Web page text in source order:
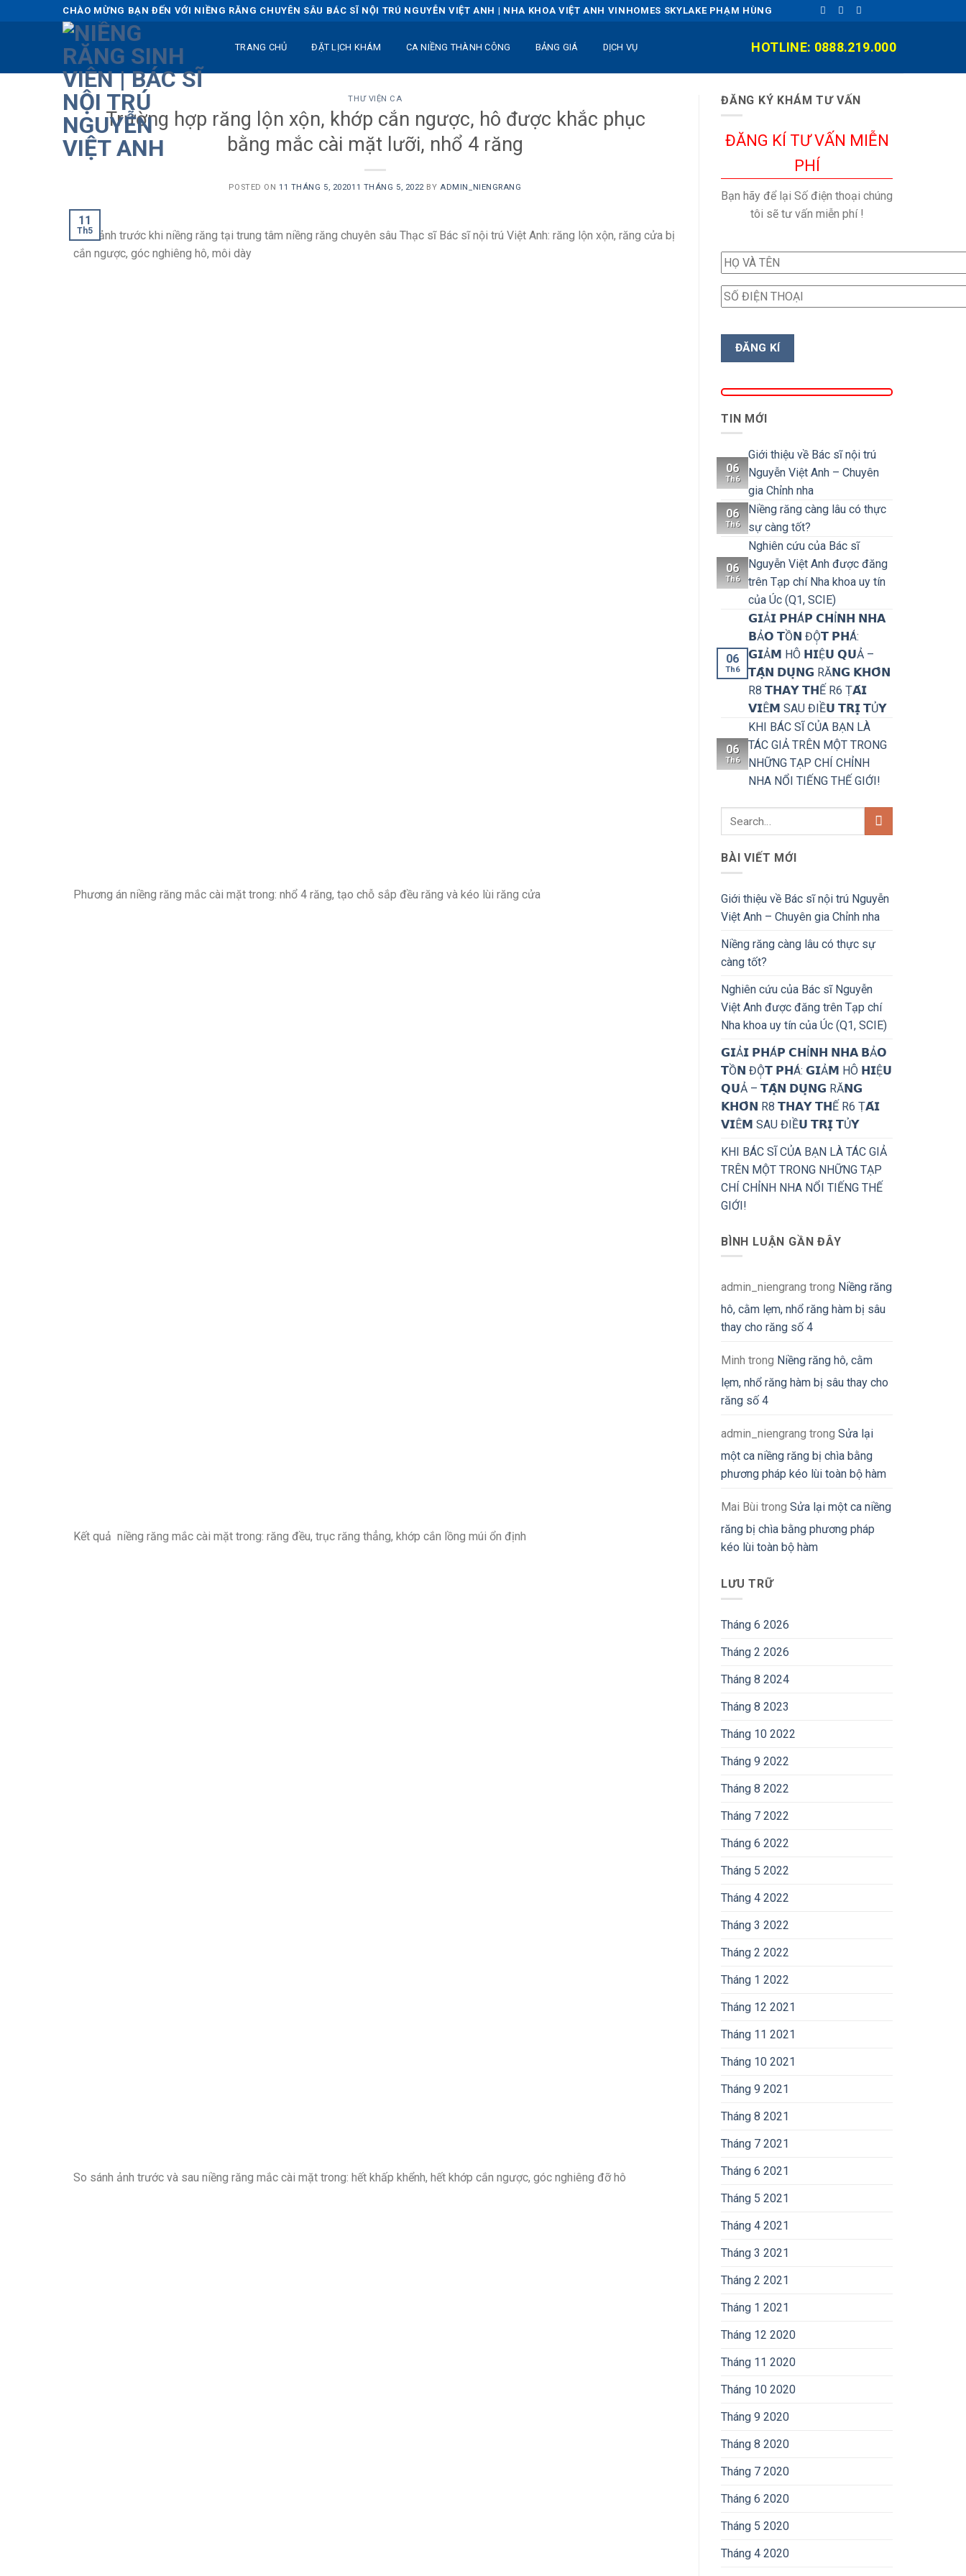
to
CHÀO MỪNG BẠN ĐẾN VỚI NIỀNG RĂNG CHUYÊN SÂU BÁC SĨ NỘI TRÚ NGUYỄN VIỆT ANH | NHA KHOA VIỆT ANH VINHOMES SKYLAKE PHẠM HÙNG
TRANG CHỦ ĐẶT LỊCH KHÁM CA NIỀNG THÀNH CÔNG BẢNG GIÁ DỊCH VỤ HOTLINE: 0888.219.000
THƯ VIỆN CA
Trường hợp răng lộn xộn, khớp cắn ngược, hô được khắc phục
bằng mắc cài mặt lưỡi, nhổ 4 răng
POSTED ON 11 THÁNG 5, 202011 THÁNG 5, 2022 BY ADMIN_NIENGRANG
11
Th5
Hình ảnh trước khi niềng răng tại trung tâm niềng răng chuyên sâu Thạc sĩ Bác sĩ nội trú Việt Anh: răng lộn xộn, răng cửa bị
cắn ngược, góc nghiêng hô, môi dày
Phương án niềng răng mắc cài mặt trong: nhổ 4 răng, tạo chỗ sắp đều răng và kéo lùi răng cửa
Kết quả niềng răng mắc cài mặt trong: răng đều, trục răng thẳng, khớp cắn lồng múi ổn định
So sánh ảnh trước và sau niềng răng mắc cài mặt trong: hết khấp khểnh, hết khớp cắn ngược, góc nghiêng đỡ hô
ĐĂNG KÝ KHÁM TƯ VẤN
ĐĂNG KÍ TƯ VẤN MIỄN
PHÍ
Bạn hãy để lại Số điện thoại chúng
tôi sẽ tư vấn miễn phí !
TIN MỚI
06
Th6
Giới thiệu về Bác sĩ nội trú
Nguyễn Việt Anh – Chuyên
gia Chỉnh nha
06
Th6
Niềng răng càng lâu có thực
sự càng tốt?
06
Th6
Nghiên cứu của Bác sĩ
Nguyễn Việt Anh được đăng
trên Tạp chí Nha khoa uy tín
của Úc (Q1, SCIE)
06
Th6
𝗚𝗜Ả𝗜 𝗣𝗛Á𝗣 𝗖𝗛Ỉ𝗡𝗛 𝗡𝗛𝗔
𝗕Ả𝗢 𝗧Ồ𝗡 ĐỘ̣𝗧 𝗣𝗛Á:
𝗚𝗜Ả𝗠 HÔ 𝗛𝗜Ệ𝗨 𝗤𝗨Ả –
𝗧𝗔̣̂𝗡 𝗗𝗨̣𝗡𝗚 RĂ𝗡𝗚 𝗞𝗛𝗢̂𝗡
R8 𝗧𝗛𝗔𝗬 𝗧𝗛Ế R6 Ṭ𝗔́𝗜
𝗩𝗜Ê𝗠 SAU ĐIỀ𝗨 𝗧𝗥𝗜̣ 𝗧Ủ𝗬
06
Th6
KHI BÁC SĨ CỦA BẠN LÀ
TÁC GIẢ TRÊN MỘT TRONG
NHỮNG TẠP CHÍ CHỈNH
NHA NỔI TIẾNG THẾ GIỚI!
BÀI VIẾT MỚI
Giới thiệu về Bác sĩ nội trú Nguyễn
Việt Anh – Chuyên gia Chỉnh nha
Niềng răng càng lâu có thực sự
càng tốt?
Nghiên cứu của Bác sĩ Nguyễn
Việt Anh được đăng trên Tạp chí
Nha khoa uy tín của Úc (Q1, SCIE)
𝗚𝗜Ả𝗜 𝗣𝗛Á𝗣 𝗖𝗛Ỉ𝗡𝗛 𝗡𝗛𝗔 𝗕Ả𝗢
𝗧Ồ𝗡 ĐỘ̣𝗧 𝗣𝗛Á: 𝗚𝗜Ả𝗠 HÔ 𝗛𝗜Ệ𝗨
𝗤𝗨Ả – 𝗧𝗔̣̂𝗡 𝗗𝗨̣𝗡𝗚 RĂ𝗡𝗚
𝗞𝗛𝗢̂𝗡 R8 𝗧𝗛𝗔𝗬 𝗧𝗛Ế R6 Ṭ𝗔́𝗜
𝗩𝗜Ê𝗠 SAU ĐIỀ𝗨 𝗧𝗥𝗜̣ 𝗧Ủ𝗬
KHI BÁC SĨ CỦA BẠN LÀ TÁC GIẢ
TRÊN MỘT TRONG NHỮNG TẠP
CHÍ CHỈNH NHA NỔI TIẾNG THẾ
GIỚI!
BÌNH LUẬN GẦN ĐÂY
admin_niengrang trong Niềng răng
hô, cằm lẹm, nhổ răng hàm bị sâu
thay cho răng số 4
Minh trong Niềng răng hô, cằm
lẹm, nhổ răng hàm bị sâu thay cho
răng số 4
admin_niengrang trong Sửa lại
một ca niềng răng bị chìa bằng
phương pháp kéo lùi toàn bộ hàm
Mai Bùi trong Sửa lại một ca niềng
răng bị chìa bằng phương pháp
kéo lùi toàn bộ hàm
LƯU TRỮ
Tháng 6 2026
Tháng 2 2026
Tháng 8 2024
Tháng 8 2023
Tháng 10 2022
Tháng 9 2022
Tháng 8 2022
Tháng 7 2022
Tháng 6 2022
Tháng 5 2022
Tháng 4 2022
Tháng 3 2022
Tháng 2 2022
Tháng 1 2022
Tháng 12 2021
Tháng 11 2021
Tháng 10 2021
Tháng 9 2021
Tháng 8 2021
Tháng 7 2021
Tháng 6 2021
Tháng 5 2021
Tháng 4 2021
Tháng 3 2021
Tháng 2 2021
Tháng 1 2021
Tháng 12 2020
Tháng 11 2020
Tháng 10 2020
Tháng 9 2020
Tháng 8 2020
Tháng 7 2020
Tháng 6 2020
Tháng 5 2020
Tháng 4 2020